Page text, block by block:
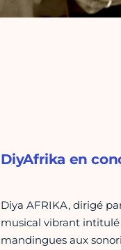
DiyAfrika en
Diya AFRIKA, dirigé
musical vibrant intitulé
mandingues aux